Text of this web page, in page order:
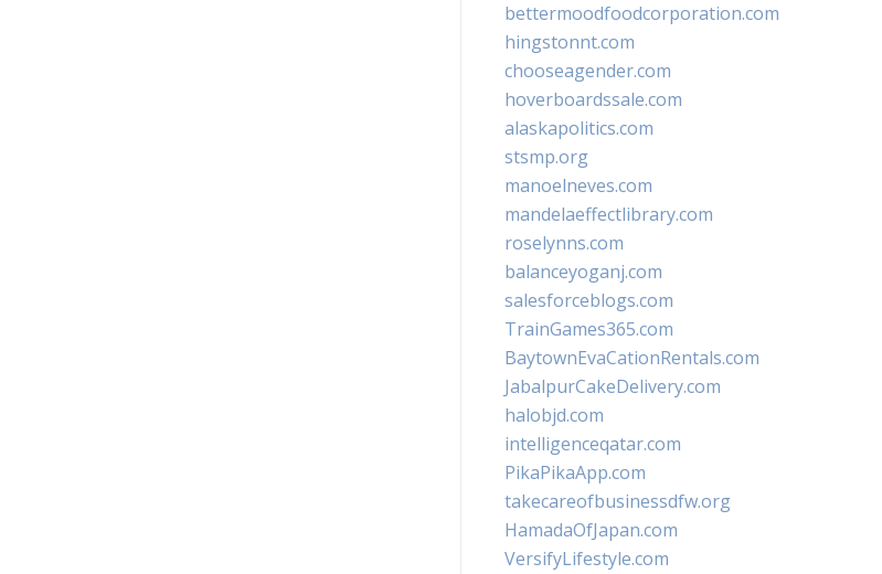
bettermoodfoodcorporation.com
hingstonnt.com
chooseagender.com
hoverboardssale.com
alaskapolitics.com
stsmp.org
manoelneves.com
mandelaeffectlibrary.com
roselynns.com
balanceyoganj.com
salesforceblogs.com
TrainGames365.com
BaytownEvaCationRentals.com
JabalpurCakeDelivery.com
halobjd.com
intelligenceqatar.com
PikaPikaApp.com
takecareofbusinessdfw.org
HamadaOfJapan.com
VersifyLifestyle.com